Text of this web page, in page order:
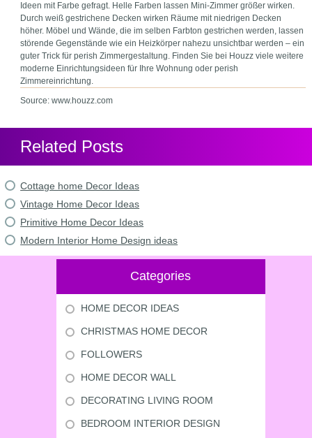
Ideen mit Farbe gefragt. Helle Farben lassen Mini-Zimmer größer wirken.
Durch weiß gestrichene Decken wirken Räume mit niedrigen Decken
höher. Möbel und Wände, die im selben Farbton gestrichen werden, lassen
störende Gegenstände wie ein Heizkörper nahezu unsichtbar werden – ein
guter Trick für perish Zimmergestaltung. Finden Sie bei Houzz viele weitere
moderne Einrichtungsideen für Ihre Wohnung oder perish
Zimmereinrichtung.
Source: www.houzz.com
Related Posts
Cottage home Decor Ideas
Vintage Home Decor Ideas
Primitive Home Decor Ideas
Modern Interior Home Design ideas
Categories
HOME DECOR IDEAS
CHRISTMAS HOME DECOR
FOLLOWERS
HOME DECOR WALL
DECORATING LIVING ROOM
BEDROOM INTERIOR DESIGN